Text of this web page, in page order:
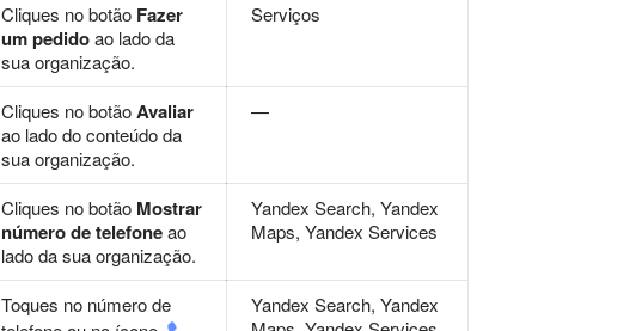
Cliques no botão Fazer
um pedidoao lado da
sua organização.
Serviços
Cliques no botãoAvaliar
ao lado do conteúdo da
sua organização.
—
Cliques no botão Mostrar
número de telefoneao
lado da sua organização.
Yandex Search, Yandex
Maps, Yandex Services
Toques no número de
Yandex Search, Yandex